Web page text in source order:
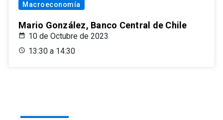
Macroeconomía
Mario González, Banco Central de Chile
10 de Octubre de 2023
13:30 a 14:30